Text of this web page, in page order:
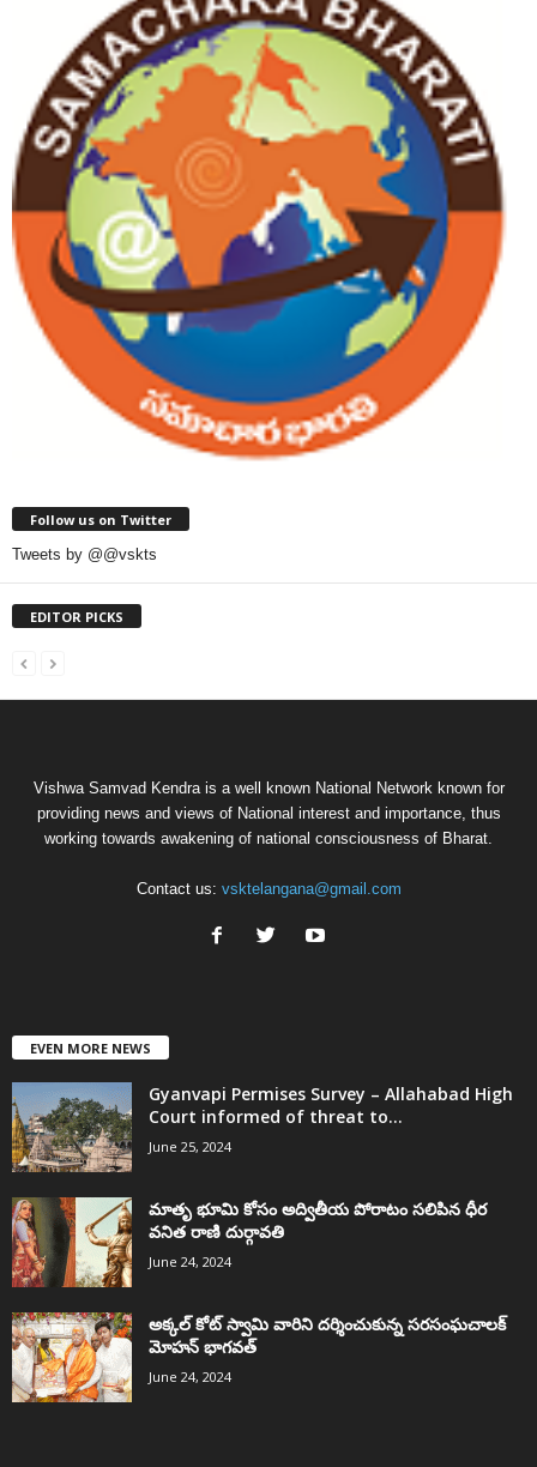
Follow us on Twitter
Tweets by @@vskts
EDITOR PICKS
Vishwa Samvad Kendra is a well known National Network known for
providing news and views of National interest and importance, thus
working towards awakening of national consciousness of Bharat.
Contact us: vsktelangana@gmail.com
EVEN MORE NEWS
Gyanvapi Permises Survey – Allahabad High
Court informed of threat to...
June 25, 2024
మాతృ భూమి కోసం అద్వితీయ పోరాటం సలిపిన ధీర
వనిత రాణి దుర్గావతి
June 24, 2024
అక్కల్‌ కోట్‌ స్వామి వారిని దర్శించుకున్న సరసంఘచాలక్
మోహన్ భాగవత్
June 24, 2024